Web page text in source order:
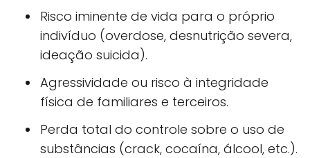
Risco iminente de vida para o próprio
indivíduo (overdose, desnutrição severa,
ideação suicida).
Agressividade ou risco à integridade
física de familiares e terceiros.
Perda total do controle sobre o uso de
substâncias (crack, cocaína, álcool, etc.).